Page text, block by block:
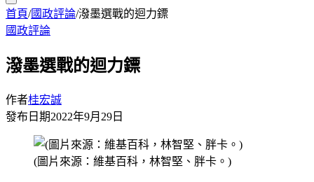
首頁/國政評論/潑墨選戰的迴力鏢
國政評論
潑墨選戰的迴力鏢
作者桂宏誠
發布日期2022年9月29日
(圖片來源：維基百科，林智堅、胖卡。)